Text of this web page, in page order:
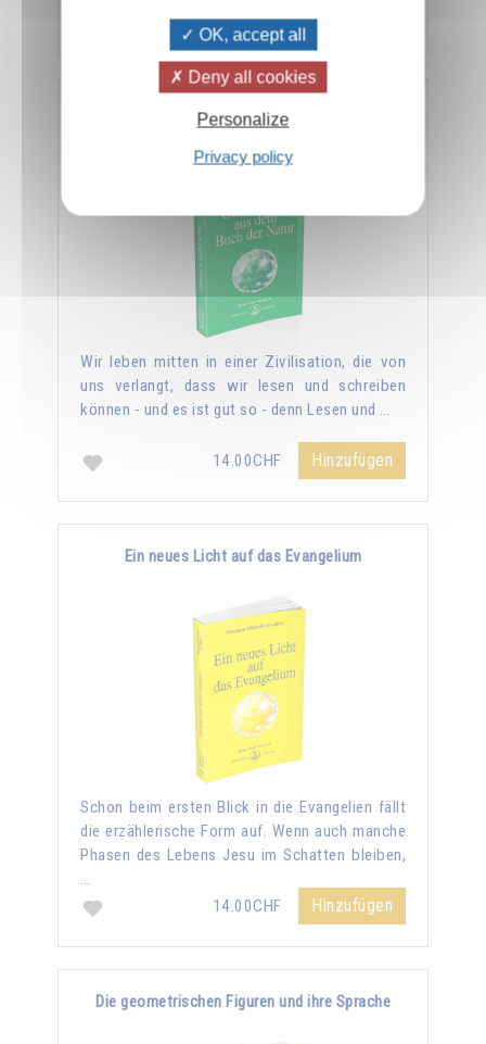
14.00CHF Hinzufügen
Geheimnisse aus dem Buch der Natur
Wir leben mitten in einer Zivilisation, die von
uns verlangt, dass wir lesen und schreiben
können - und es ist gut so - denn Lesen und …
14.00CHF Hinzufügen
Ein neues Licht auf das Evangelium
Schon beim ersten Blick in die Evangelien fällt
die erzählerische Form auf. Wenn auch manche
Phasen des Lebens Jesu im Schatten bleiben,
…
14.00CHF
Hinzufügen
Die geometrischen Figuren und ihre Sprache
OK, accept all
Deny all cookies
Personalize
Privacy policy